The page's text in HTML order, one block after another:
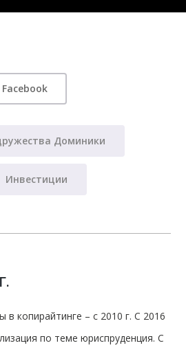
Facebook
Доминики
Инвестиции
в копирайтинге – с 2010 г. С 2016
по теме юриспруденция. С